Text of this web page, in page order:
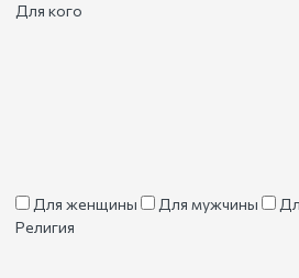
Для кого
Для женщины Для мужчины
Религия